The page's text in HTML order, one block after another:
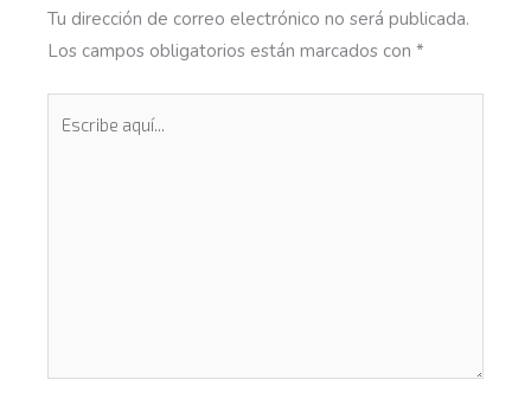
Tu dirección de correo electrónico no será publicada.
Los campos obligatorios están marcados con*